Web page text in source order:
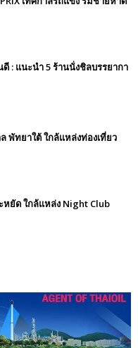
: แนะนำ 5 ร้านนั่งชิลบรรยากา
พัทยาใต้ ใกล้แหล่งท่องเที่ยว
ยัด ใกล้แหล่ง Night Club